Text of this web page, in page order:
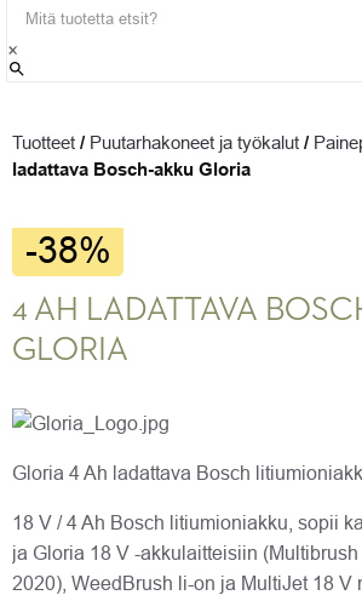
×
Tuotteet / Puutarhakoneet ja työkalut /
ladattava Bosch-akku Gloria
-38%
4 AH LADATTAVA
GLORIA
Gloria 4 Ah ladattava Bosch
18 V / 4 Ah Bosch litiumioniakku, sopii
ja Gloria 18 V -akkulaitteisiin
2020), WeedBrush li-on ja MultiJet 18 V